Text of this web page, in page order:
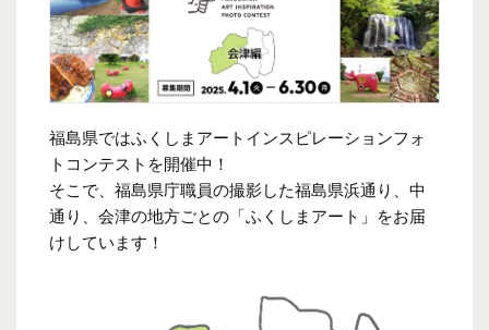
福島県ではふくしまアートインスピレーションフォ
トコンテストを開催中！
そこで、福島県庁職員の撮影した福島県浜通り、中
通り、会津の地方ごとの「ふくしまアート」をお届
けしています！